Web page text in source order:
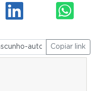
Copiar link